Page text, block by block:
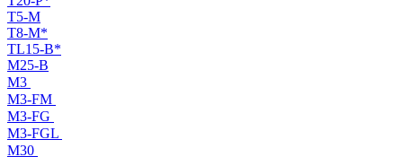
T5-M
T8-M*
TL15-B*
M25-B
M3
M3-FM
M3-FG
M3-FGL
M30